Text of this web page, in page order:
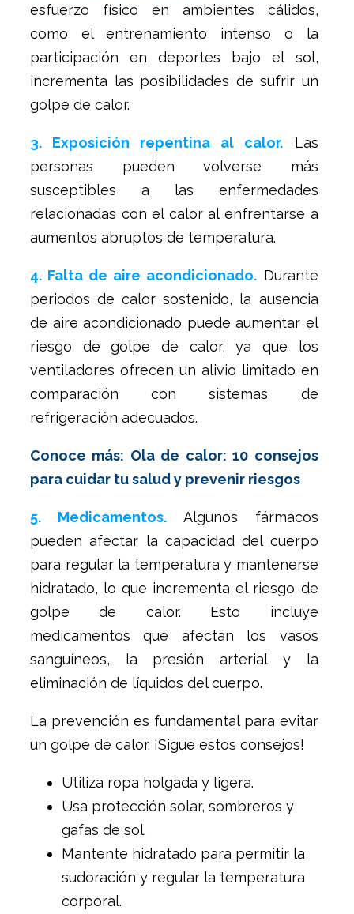
esfuerzo físico en ambientes cálidos,
como el entrenamiento intenso o la
participación en deportes bajo el sol,
incrementa las posibilidades de sufrir un
golpe de calor.
3. Exposición repentina al calor. Las
personas pueden volverse más
susceptibles a las enfermedades
relacionadas con el calor al enfrentarse a
aumentos abruptos de temperatura.
4. Falta de aire acondicionado. Durante
periodos de calor sostenido, la ausencia
de aire acondicionado puede aumentar el
riesgo de golpe de calor, ya que los
ventiladores ofrecen un alivio limitado en
comparación con sistemas de
refrigeración adecuados.
Conoce más: Ola de calor: 10 consejos
para cuidar tu salud y prevenir riesgos
5. Medicamentos.Algunos fármacos
pueden afectar la capacidad del cuerpo
para regular la temperatura y mantenerse
hidratado, lo que incrementa el riesgo de
golpe de calor. Esto incluye
medicamentos que afectan los vasos
sanguíneos, la presión arterial y la
eliminación de líquidos del cuerpo.
La prevención es fundamental para evitar
un golpe de calor. ¡Sigue estos consejos!
Utiliza ropa holgada y ligera.
Usa protección solar, sombreros y
gafas de sol.
Mantente hidratado para permitir la
sudoración y regular la temperatura
corporal.